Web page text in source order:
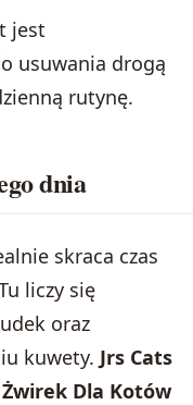
jest
usuwania drogą
rutynę.
dnia
skraca czas
liczy się
oraz
kuwety. Jrs Cats
Dla Kotów